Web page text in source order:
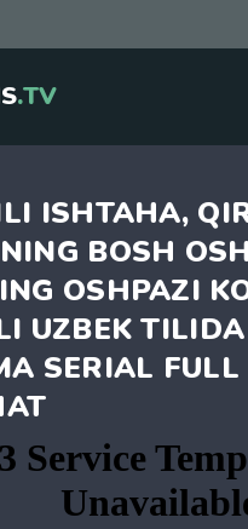
.TV
ISHTAHA,
BOSH
OSHPAZI
UZBEK
SERIAL